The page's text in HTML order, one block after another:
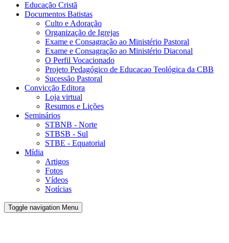
Educação Cristã
Documentos Batistas
Culto e Adoração
Organização de Igrejas
Exame e Consagração ao Ministério Pastoral
Exame e Consagração ao Ministério Diaconal
O Perfil Vocacionado
Projeto Pedagógico de Educacao Teológica da CBB
Sucessão Pastoral
Convicção Editora
Loja virtual
Resumos e Lições
Seminários
STBNB - Norte
STBSB - Sul
STBE - Equatorial
Mídia
Artigos
Fotos
Vídeos
Notícias
Toggle navigation Menu